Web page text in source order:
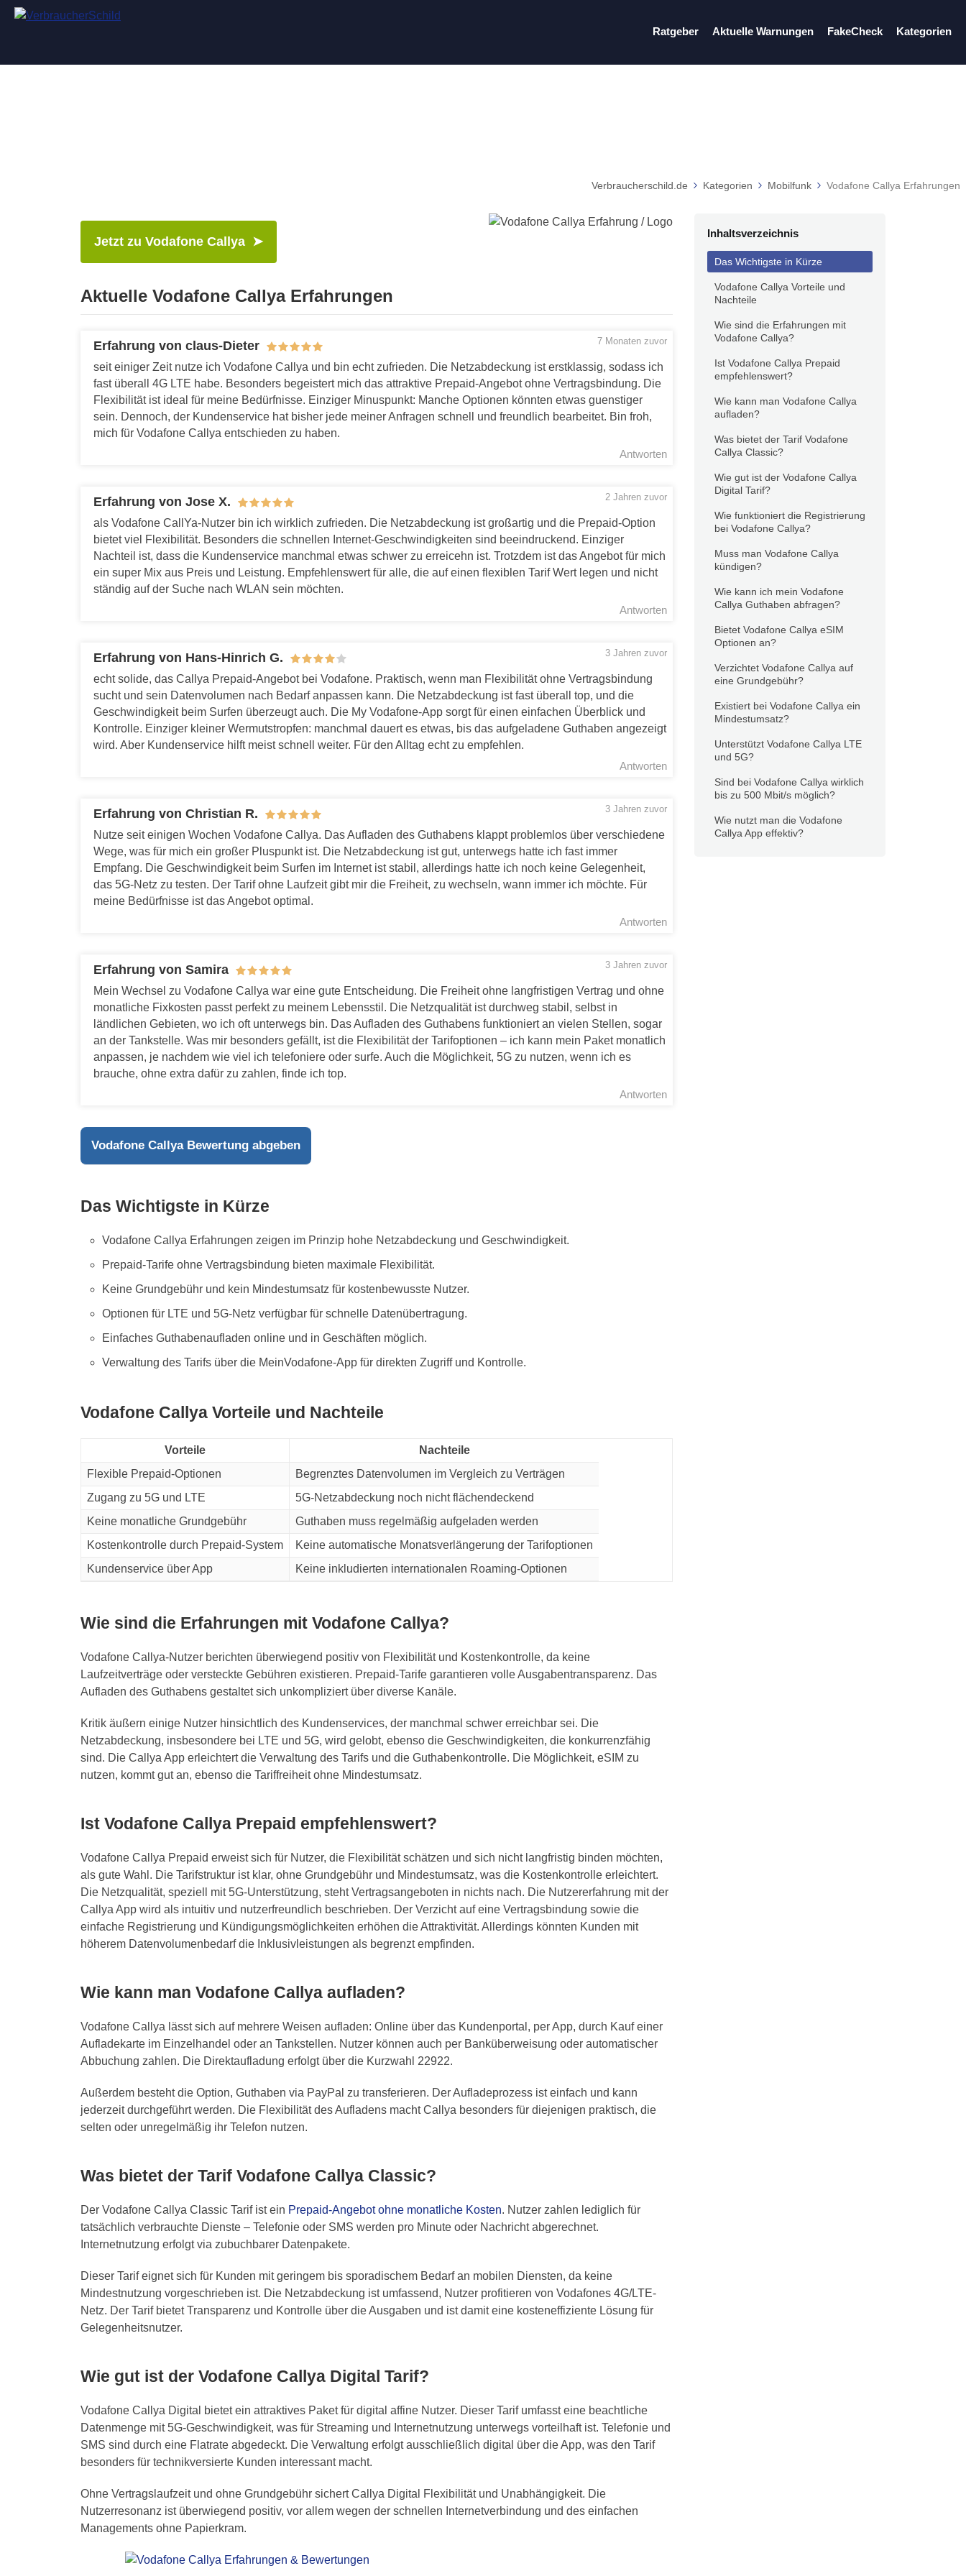
Ratgeber Aktuelle Warnungen FakeCheck Kategorien
Verbraucherschild.de Kategorien Mobilfunk Vodafone Callya Erfahrungen
Jetzt zu Vodafone Callya ➤
Aktuelle Vodafone Callya Erfahrungen
Erfahrung von claus-Dieter 7 Monaten zuvor
seit einiger Zeit nutze ich Vodafone Callya und bin echt zufrieden. Die Netzabdeckung ist erstklassig, sodass ich
fast überall 4G LTE habe. Besonders begeistert mich das attraktive Prepaid-Angebot ohne Vertragsbindung. Die
Flexibilität ist ideal für meine Bedürfnisse. Einziger Minuspunkt: Manche Optionen könnten etwas guenstiger
sein. Dennoch, der Kundenservice hat bisher jede meiner Anfragen schnell und freundlich bearbeitet. Bin froh,
mich für Vodafone Callya entschieden zu haben.
Antworten
Erfahrung von Jose X. 2 Jahren zuvor
als Vodafone CallYa-Nutzer bin ich wirklich zufrieden. Die Netzabdeckung ist großartig und die Prepaid-Option
bietet viel Flexibilität. Besonders die schnellen Internet-Geschwindigkeiten sind beeindruckend. Einziger
Nachteil ist, dass die Kundenservice manchmal etwas schwer zu erreicehn ist. Trotzdem ist das Angebot für mich
ein super Mix aus Preis und Leistung. Empfehlenswert für alle, die auf einen flexiblen Tarif Wert legen und nicht
ständig auf der Suche nach WLAN sein möchten.
Antworten
Erfahrung von Hans-Hinrich G. 3 Jahren zuvor
echt solide, das Callya Prepaid-Angebot bei Vodafone. Praktisch, wenn man Flexibilität ohne Vertragsbindung
sucht und sein Datenvolumen nach Bedarf anpassen kann. Die Netzabdeckung ist fast überall top, und die
Geschwindigkeit beim Surfen überzeugt auch. Die My Vodafone-App sorgt für einen einfachen Überblick und
Kontrolle. Einziger kleiner Wermutstropfen: manchmal dauert es etwas, bis das aufgeladene Guthaben angezeigt
wird. Aber Kundenservice hilft meist schnell weiter. Für den Alltag echt zu empfehlen.
Antworten
Erfahrung von Christian R. 3 Jahren zuvor
Nutze seit einigen Wochen Vodafone Callya. Das Aufladen des Guthabens klappt problemlos über verschiedene
Wege, was für mich ein großer Pluspunkt ist. Die Netzabdeckung ist gut, unterwegs hatte ich fast immer
Empfang. Die Geschwindigkeit beim Surfen im Internet ist stabil, allerdings hatte ich noch keine Gelegenheit,
das 5G-Netz zu testen. Der Tarif ohne Laufzeit gibt mir die Freiheit, zu wechseln, wann immer ich möchte. Für
meine Bedürfnisse ist das Angebot optimal.
Antworten
Erfahrung von Samira 3 Jahren zuvor
Mein Wechsel zu Vodafone Callya war eine gute Entscheidung. Die Freiheit ohne langfristigen Vertrag und ohne
monatliche Fixkosten passt perfekt zu meinem Lebensstil. Die Netzqualität ist durchweg stabil, selbst in
ländlichen Gebieten, wo ich oft unterwegs bin. Das Aufladen des Guthabens funktioniert an vielen Stellen, sogar
an der Tankstelle. Was mir besonders gefällt, ist die Flexibilität der Tarifoptionen – ich kann mein Paket monatlich
anpassen, je nachdem wie viel ich telefoniere oder surfe. Auch die Möglichkeit, 5G zu nutzen, wenn ich es
brauche, ohne extra dafür zu zahlen, finde ich top.
Antworten
Vodafone Callya Bewertung abgeben
Das Wichtigste in Kürze
Vodafone Callya Erfahrungen zeigen im Prinzip hohe Netzabdeckung und Geschwindigkeit.
Prepaid-Tarife ohne Vertragsbindung bieten maximale Flexibilität.
Keine Grundgebühr und kein Mindestumsatz für kostenbewusste Nutzer.
Optionen für LTE und 5G-Netz verfügbar für schnelle Datenübertragung.
Einfaches Guthabenaufladen online und in Geschäften möglich.
Verwaltung des Tarifs über die MeinVodafone-App für direkten Zugriff und Kontrolle.
Vodafone Callya Vorteile und Nachteile
Vorteile
Nachteile
Flexible Prepaid-Optionen
Begrenztes Datenvolumen im Vergleich zu Verträgen
Zugang zu 5G und LTE
5G-Netzabdeckung noch nicht flächendeckend
Keine monatliche Grundgebühr
Guthaben muss regelmäßig aufgeladen werden
Kostenkontrolle durch Prepaid-System
Keine automatische Monatsverlängerung der Tarifoptionen
Kundenservice über App
Keine inkludierten internationalen Roaming-Optionen
Wie sind die Erfahrungen mit Vodafone Callya?
Vodafone Callya-Nutzer berichten überwiegend positiv von Flexibilität und Kostenkontrolle, da keine
Laufzeitverträge oder versteckte Gebühren existieren. Prepaid-Tarife garantieren volle Ausgabentransparenz. Das
Aufladen des Guthabens gestaltet sich unkompliziert über diverse Kanäle.
Kritik äußern einige Nutzer hinsichtlich des Kundenservices, der manchmal schwer erreichbar sei. Die
Netzabdeckung, insbesondere bei LTE und 5G, wird gelobt, ebenso die Geschwindigkeiten, die konkurrenzfähig
sind. Die Callya App erleichtert die Verwaltung des Tarifs und die Guthabenkontrolle. Die Möglichkeit, eSIM zu
nutzen, kommt gut an, ebenso die Tariffreiheit ohne Mindestumsatz.
Ist Vodafone Callya Prepaid empfehlenswert?
Vodafone Callya Prepaid erweist sich für Nutzer, die Flexibilität schätzen und sich nicht langfristig binden möchten,
als gute Wahl. Die Tarifstruktur ist klar, ohne Grundgebühr und Mindestumsatz, was die Kostenkontrolle erleichtert.
Die Netzqualität, speziell mit 5G-Unterstützung, steht Vertragsangeboten in nichts nach. Die Nutzererfahrung mit der
Callya App wird als intuitiv und nutzerfreundlich beschrieben. Der Verzicht auf eine Vertragsbindung sowie die
einfache Registrierung und Kündigungsmöglichkeiten erhöhen die Attraktivität. Allerdings könnten Kunden mit
höherem Datenvolumenbedarf die Inklusivleistungen als begrenzt empfinden.
Wie kann man Vodafone Callya aufladen?
Vodafone Callya lässt sich auf mehrere Weisen aufladen: Online über das Kundenportal, per App, durch Kauf einer
Aufladekarte im Einzelhandel oder an Tankstellen. Nutzer können auch per Banküberweisung oder automatischer
Abbuchung zahlen. Die Direktaufladung erfolgt über die Kurzwahl 22922.
Außerdem besteht die Option, Guthaben via PayPal zu transferieren. Der Aufladeprozess ist einfach und kann
jederzeit durchgeführt werden. Die Flexibilität des Aufladens macht Callya besonders für diejenigen praktisch, die
selten oder unregelmäßig ihr Telefon nutzen.
Was bietet der Tarif Vodafone Callya Classic?
Der Vodafone Callya Classic Tarif ist ein Prepaid-Angebot ohne monatliche Kosten. Nutzer zahlen lediglich für
tatsächlich verbrauchte Dienste – Telefonie oder SMS werden pro Minute oder Nachricht abgerechnet.
Internetnutzung erfolgt via zubuchbarer Datenpakete.
Dieser Tarif eignet sich für Kunden mit geringem bis sporadischem Bedarf an mobilen Diensten, da keine
Mindestnutzung vorgeschrieben ist. Die Netzabdeckung ist umfassend, Nutzer profitieren von Vodafones 4G/LTE-
Netz. Der Tarif bietet Transparenz und Kontrolle über die Ausgaben und ist damit eine kosteneffiziente Lösung für
Gelegenheitsnutzer.
Wie gut ist der Vodafone Callya Digital Tarif?
Vodafone Callya Digital bietet ein attraktives Paket für digital affine Nutzer. Dieser Tarif umfasst eine beachtliche
Datenmenge mit 5G-Geschwindigkeit, was für Streaming und Internetnutzung unterwegs vorteilhaft ist. Telefonie und
SMS sind durch eine Flatrate abgedeckt. Die Verwaltung erfolgt ausschließlich digital über die App, was den Tarif
besonders für technikversierte Kunden interessant macht.
Ohne Vertragslaufzeit und ohne Grundgebühr sichert Callya Digital Flexibilität und Unabhängigkeit. Die
Nutzerresonanz ist überwiegend positiv, vor allem wegen der schnellen Internetverbindung und des einfachen
Managements ohne Papierkram.
Inhaltsverzeichnis
Das Wichtigste in Kürze
Vodafone Callya Vorteile und
Nachteile
Wie sind die Erfahrungen mit
Vodafone Callya?
Ist Vodafone Callya Prepaid
empfehlenswert?
Wie kann man Vodafone Callya
aufladen?
Was bietet der Tarif Vodafone
Callya Classic?
Wie gut ist der Vodafone Callya
Digital Tarif?
Wie funktioniert die Registrierung
bei Vodafone Callya?
Muss man Vodafone Callya
kündigen?
Wie kann ich mein Vodafone
Callya Guthaben abfragen?
Bietet Vodafone Callya eSIM
Optionen an?
Verzichtet Vodafone Callya auf
eine Grundgebühr?
Existiert bei Vodafone Callya ein
Mindestumsatz?
Unterstützt Vodafone Callya LTE
und 5G?
Sind bei Vodafone Callya wirklich
bis zu 500 Mbit/s möglich?
Wie nutzt man die Vodafone
Callya App effektiv?